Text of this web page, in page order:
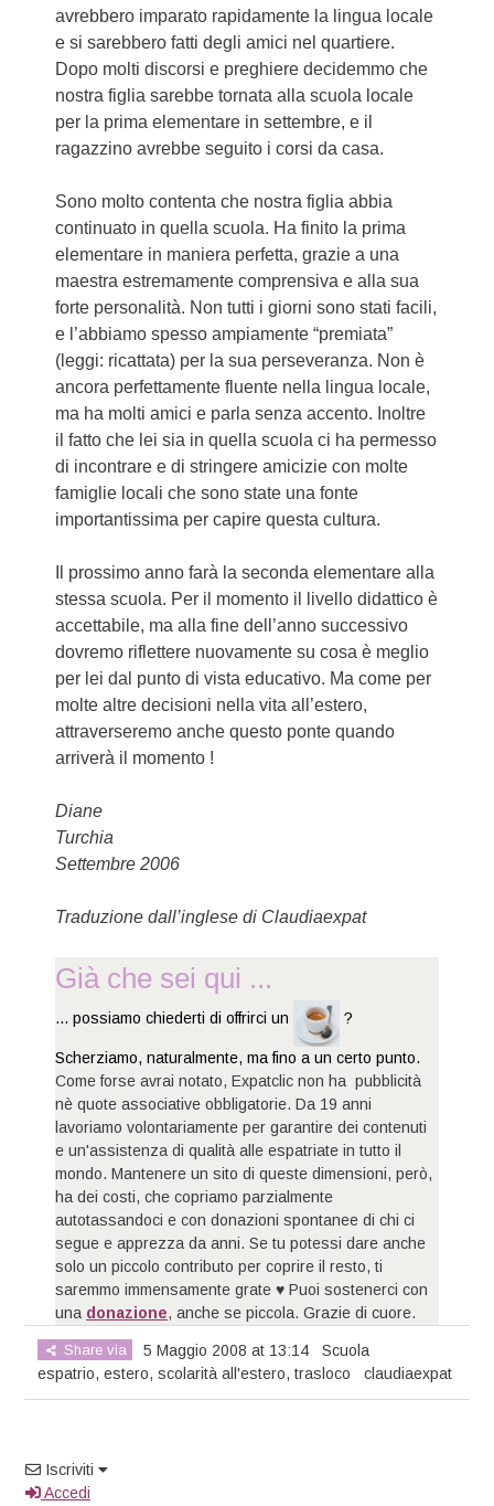
avrebbero imparato rapidamente la lingua locale
e si sarebbero fatti degli amici nel quartiere.
Dopo molti discorsi e preghiere decidemmo che
nostra figlia sarebbe tornata alla scuola locale
per la prima elementare in settembre, e il
ragazzino avrebbe seguito i corsi da casa.
Sono molto contenta che nostra figlia abbia
continuato in quella scuola. Ha finito la prima
elementare in maniera perfetta, grazie a una
maestra estremamente comprensiva e alla sua
forte personalità. Non tutti i giorni sono stati facili,
e l’abbiamo spesso ampiamente “premiata”
(leggi: ricattata) per la sua perseveranza. Non è
ancora perfettamente fluente nella lingua locale,
ma ha molti amici e parla senza accento. Inoltre
il fatto che lei sia in quella scuola ci ha permesso
di incontrare e di stringere amicizie con molte
famiglie locali che sono state una fonte
importantissima per capire questa cultura.
Il prossimo anno farà la seconda elementare alla
stessa scuola. Per il momento il livello didattico è
accettabile, ma alla fine dell’anno successivo
dovremo riflettere nuovamente su cosa è meglio
per lei dal punto di vista educativo. Ma come per
molte altre decisioni nella vita all’estero,
attraverseremo anche questo ponte quando
arriverà il momento !
Diane
Turchia
Settembre 2006
Traduzione dall’inglese di Claudiaexpat
Già che sei qui ...
... possiamo chiederti di offrirci un ?
Scherziamo, naturalmente, ma fino a un certo punto.
Come forse avrai notato, Expatclic non ha pubblicità
nè quote associative obbligatorie. Da 19 anni
lavoriamo volontariamente per garantire dei contenuti
e un'assistenza di qualità alle espatriate in tutto il
mondo. Mantenere un sito di queste dimensioni, però,
ha dei costi, che copriamo parzialmente
autotassandoci e con donazioni spontanee di chi ci
segue e apprezza da anni. Se tu potessi dare anche
solo un piccolo contributo per coprire il resto, ti
saremmo immensamente grate ♥ Puoi sostenerci con
una donazione, anche se piccola. Grazie di cuore.
Share via 5 Maggio 2008 at 13:14
Scuola
espatrio,estero,scolarità all'estero,trasloco claudiaexpat
Iscriviti
Accedi